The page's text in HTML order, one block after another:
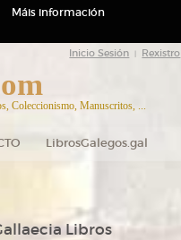
Inicio Sesión Rexistro
Coleccionismo, Manuscritos, ...
LibrosGalegos.gal
Libros
Máis información